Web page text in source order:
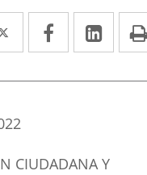
Twitter
Enlace
a
una
externa.
Facebook
Enlace
a
una
a
una
CIUDADANA Y